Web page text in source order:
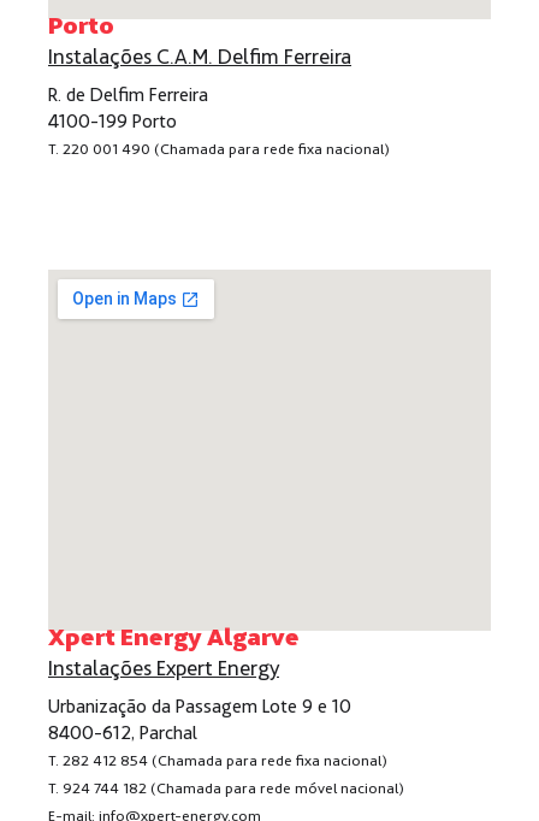
Porto
Instalações C.A.M. Delfim Ferreira
R. de Delfim Ferreira
4100-199 Porto
T. 220 001 490 (Chamada para rede fixa nacional)
Xpert Energy Algarve
Instalações Expert Energy
Urbanização da Passagem Lote 9 e 10
8400-612, Parchal
T. 282 412 854 (Chamada para rede fixa nacional)
T. 924 744 182 (Chamada para rede móvel nacional)
E-mail: info@xpert-energy.com